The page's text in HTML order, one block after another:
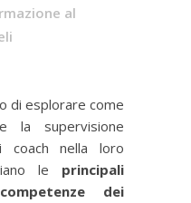
al
di esplorare come
la supervisione
coach nella loro
le principali
dei